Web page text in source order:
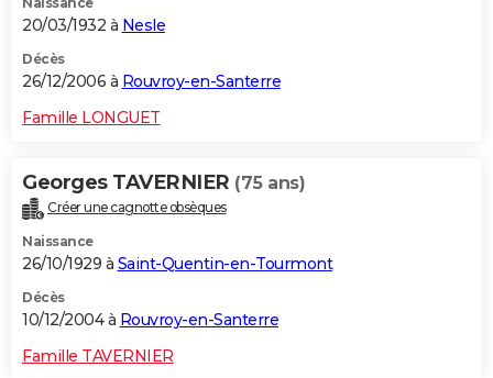
20/03/1932 à Nesle
Décès
26/12/2006 à Rouvroy-en-Santerre
Famille LONGUET
Georges TAVERNIER (75 ans)
Créer une cagnotte obsèques
Naissance
26/10/1929 à Saint-Quentin-en-Tourmont
Décès
10/12/2004 à Rouvroy-en-Santerre
Famille TAVERNIER